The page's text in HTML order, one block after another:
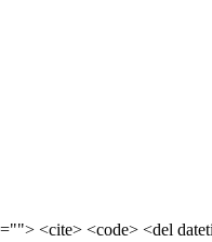
<cite> <code> <del